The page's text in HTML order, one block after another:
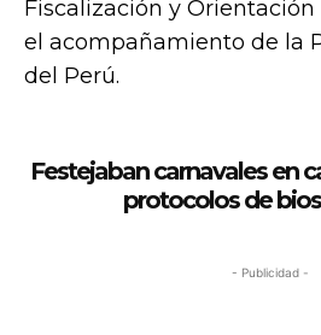
Fiscalización y
el acompañamiento de la
del Perú.
Festejaban carnavales en
protocolos de
- Publicidad -